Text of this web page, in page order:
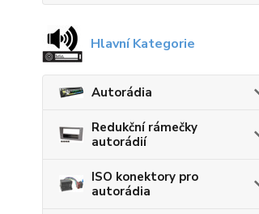
Hlavní Kategorie
Autorádia
Redukční rámečky
autorádií
ISO konektory pro
autorádia